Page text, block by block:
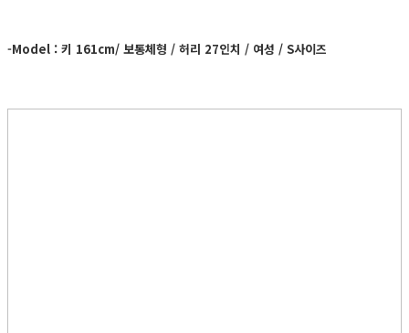
-Model : 키 161cm/ 보통체형 / 허리 27인치 / 여성 / S사이즈